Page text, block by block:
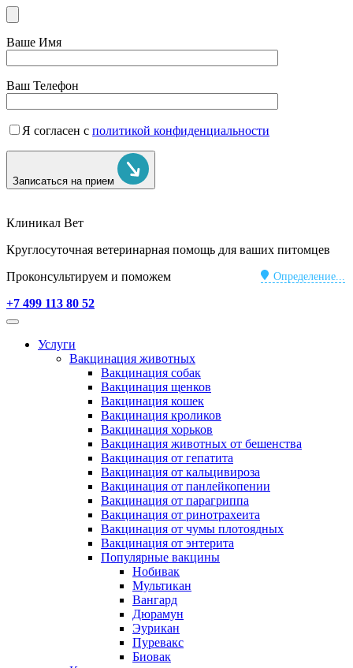
Ваше Имя
Ваш Телефон
Я согласен с политикой конфиденциальности
Записаться на прием
Клиникал Вет
Круглосуточная ветеринарная помощь для ваших питомцев
Определение...
Проконсультируем и поможем
+7 499 113 80 52
Услуги
Вакцинация животных
Вакцинация собак
Вакцинация щенков
Вакцинация кошек
Вакцинация кроликов
Вакцинация хорьков
Вакцинация животных от бешенства
Вакцинация от гепатита
Вакцинация от кальцивироза
Вакцинация от панлейкопении
Вакцинация от парагриппа
Вакцинация от ринотрахеита
Вакцинация от чумы плотоядных
Вакцинация от энтерита
Популярные вакцины
Нобивак
Мультикан
Вангард
Дюрамун
Эурикан
Пуревакс
Биовак